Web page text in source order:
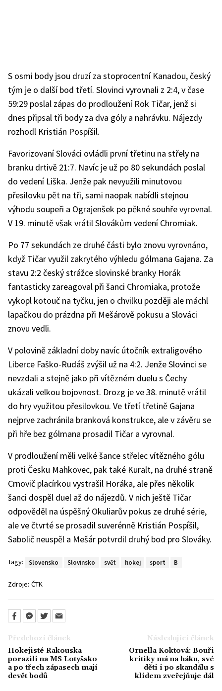
S osmi body jsou druzí za stoprocentní Kanadou, český
tým je o další bod třetí. Slovinci vyrovnali z 2:4, v čase
59:29 poslal zápas do prodloužení Rok Tičar, jenž si
dnes připsal tři body za dva góly a nahrávku. Nájezdy
rozhodl Kristián Pospíšil.
Favorizovaní Slováci ovládli první třetinu na střely na
branku drtivě 21:7. Navíc je už po 80 sekundách poslal
do vedení Liška. Jenže pak nevyužili minutovou
přesilovku pět na tři, sami naopak nabídli stejnou
výhodu soupeři a Ograjenšek po pěkné souhře vyrovnal.
V 19. minutě však vrátil Slovákům vedení Chromiak.
Po 77 sekundách ze druhé části bylo znovu vyrovnáno,
když Tičar využil zakrytého výhledu gólmana Gajana. Za
stavu 2:2 český strážce slovinské branky Horák
fantasticky zareagoval při šanci Chromiaka, protože
vykopl kotouč na tyčku, jen o chvilku později ale máchl
lapačkou do prázdna při Mešárově pokusu a Slováci
znovu vedli.
V polovině základní doby navíc útočník extraligového
Liberce Faško-Rudáš zvýšil už na 4:2. Jenže Slovinci se
nevzdali a stejně jako při vítězném duelu s Čechy
ukázali velkou bojovnost. Drozg je ve 38. minutě vrátil
do hry využitou přesilovkou. Ve třetí třetině Gajana
nejprve zachránila branková konstrukce, ale v závěru se
při hře bez gólmana prosadil Tičar a vyrovnal.
V prodloužení měli velké šance střelec vítězného gólu
proti Česku Mahkovec, pak také Kuralt, na druhé straně
Crnovič placírkou vystrašil Horáka, ale přes několik
šanci dospěl duel až do nájezdů. V nich ještě Tičar
odpověděl na úspěšný Okuliarův pokus ze druhé série,
ale ve čtvrté se prosadil suverénně Kristián Pospíšil,
Sabolič neuspěl a Mešár potvrdil druhý bod pro Slováky.
Tagy: Slovensko Slovinsko svět hokej sport B
Zdroje: ČTK
Předchozí článek
Hokejisté Rakouska
porazili na MS Lotyšsko
a po třech zápasech mají
devět bodů
Následující článek
Ornella Koktová: Bouři
kritiky má na háku, své
děti i po skandálu s
klidem zveřejňuje dál